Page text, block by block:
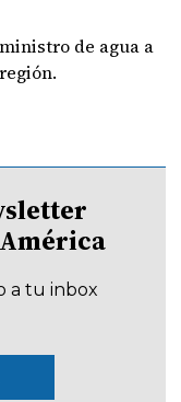
de agua a
a tu inbox